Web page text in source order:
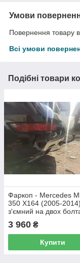
Умови
Повернення товару
Всі умови
Подібні товари
Фаркоп - Mercedes
350 X164 (2005-2014)
з'ємний на двох
3 960 ₴
Купити